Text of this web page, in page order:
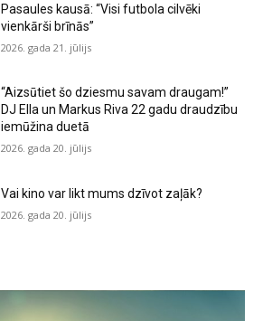
Pasaules kausā: “Visi futbola cilvēki
vienkārši brīnās”
2026. gada 21. jūlijs
“Aizsūtiet šo dziesmu savam draugam!”
DJ Ella un Markus Riva 22 gadu draudzību
iemūžina duetā
2026. gada 20. jūlijs
Vai kino var likt mums dzīvot zaļāk?
2026. gada 20. jūlijs